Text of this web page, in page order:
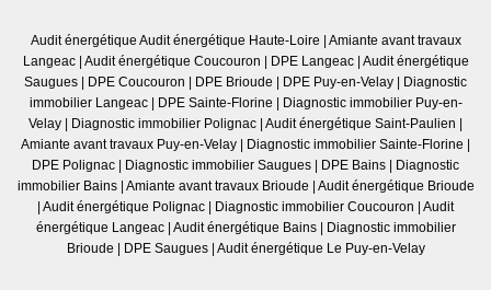
Audit énergétique Audit énergétique Haute-Loire
Amiante avant travaux
Langeac| Audit énergétique Coucouron DPE Langeac| Audit énergétique
Saugues
DPE Coucouron DPE Brioude DPE Puy-en-Velay
Diagnostic
immobilier Langeac| DPE Sainte-Florine
Diagnostic immobilier Puy-en-
Velay
Diagnostic immobilier Polignac Audit énergétique Saint-Paulien
Amiante avant travaux Puy-en-Velay
Diagnostic immobilier Sainte-Florine
DPE Polignac
Diagnostic immobilier Saugues DPE Bains
Diagnostic
immobilier Bains| Amiante avant travaux Brioude
Audit énergétique Brioude
Audit énergétique Polignac Diagnostic immobilier Coucouron
Audit
énergétique Langeac| Audit énergétique Bains|
Diagnostic immobilier
Brioude
DPE Saugues| Audit énergétique Le Puy-en-Velay